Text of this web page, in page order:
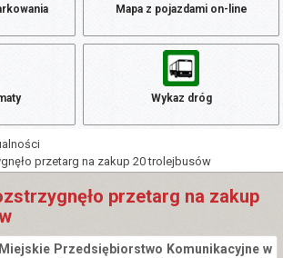
Mapa z pojazdami on-line
Wykaz dróg
przetarg na zakup 20 trolejbusów
przetarg na zakup
Przedsiębiorstwo Komunikacyjne w